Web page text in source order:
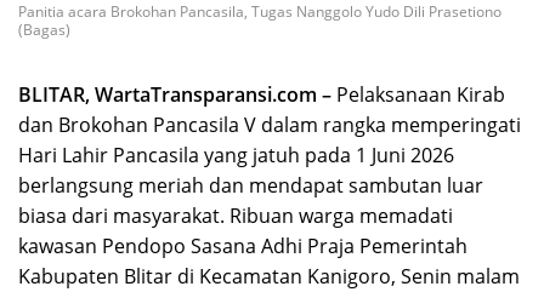
Panitia acara Brokohan Pancasila, Tugas Nanggolo Yudo Dili Prasetiono
(Bagas)
BLITAR, WartaTransparansi.com – Pelaksanaan Kirab
dan Brokohan Pancasila V dalam rangka memperingati
Hari Lahir Pancasila yang jatuh pada 1 Juni 2026
berlangsung meriah dan mendapat sambutan luar
biasa dari masyarakat. Ribuan warga memadati
kawasan Pendopo Sasana Adhi Praja Pemerintah
Kabupaten Blitar di Kecamatan Kanigoro, Senin malam